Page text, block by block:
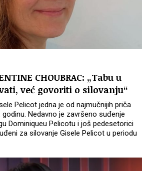
CHOUBRAC: „Tabu u
već govoriti o silovanju“
Pelicot jedna je od najmučnijih priča
godinu. Nedavno je završeno suđenje
Dominiqueu Pelicotu i još pedesetorici
za silovanje Gisele Pelicot u periodu